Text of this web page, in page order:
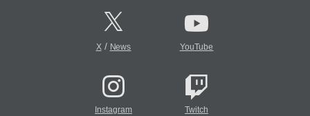
X/ News YouTube
Instagram Twitch